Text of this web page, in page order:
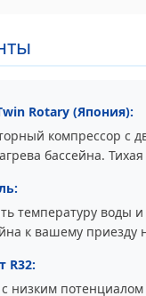
Rotary (Япония):
компрессор с
бассейна.
температуру воды
к вашему
R32:
низким